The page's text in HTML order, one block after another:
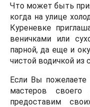
Что может быть
когда на улице
Куреневке
веничками или
парной, да еще и
чистой водичкой из
Если Вы пожелаете
мастеров
предоставим